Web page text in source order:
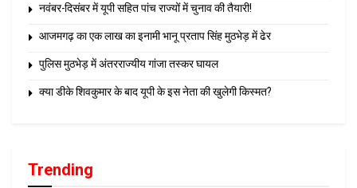
नवंबर-दिसंबर में यूपी सहित पांच राज्यों में चुनाव की तैयारी!
आजमगढ़ का एक लाख का इनामी भानू प्रताप सिंह मुठभेड़ में ढेर
पुलिस मुठभेड़ में अंतरराज्यीय गांजा तस्कर घायल
क्या डीके शिवकुमार के बाद यूपी के इस नेता की खुलेगी किस्मत?
Trending